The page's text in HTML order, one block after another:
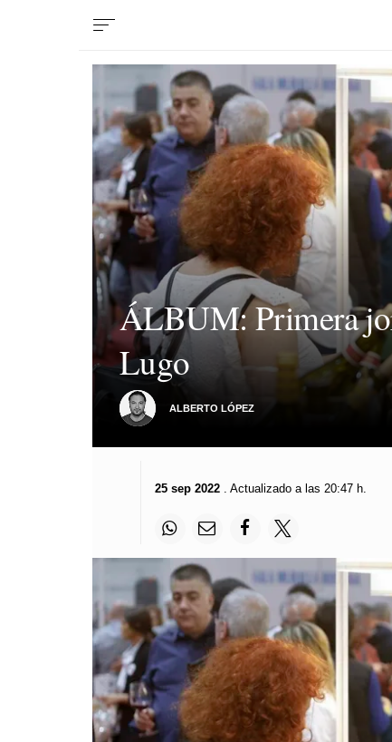
ÁLBUM: Primera
Lugo
ALBERTO LÓPEZ
25 sep 2022. Actualizado a las 20:47 h.